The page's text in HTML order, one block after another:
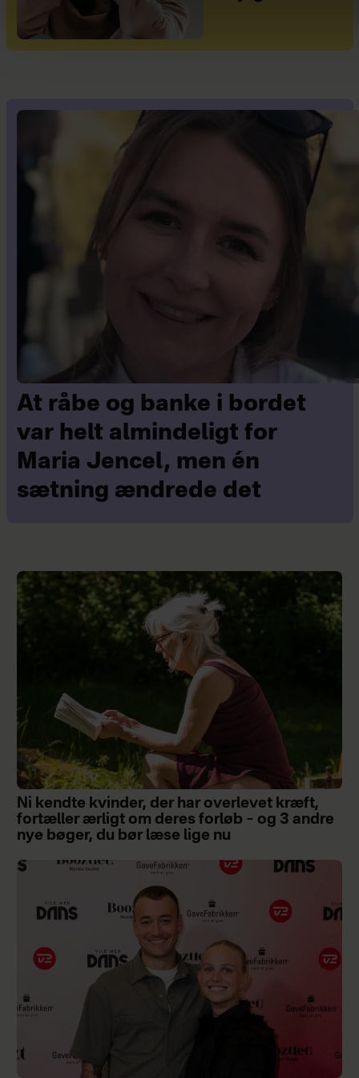
At råbe og banke i bordet
var helt almindeligt for
Maria Jencel, men én
sætning ændrede det
Ni kendte kvinder, der har overlevet kræft,
fortæller ærligt om deres forløb – og 3 andre
nye bøger, du bør læse lige nu